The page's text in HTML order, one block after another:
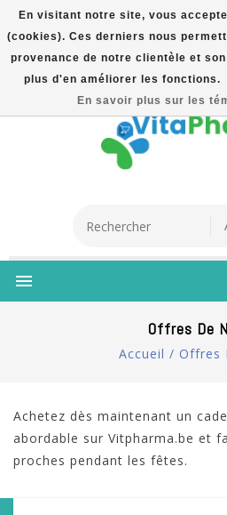
5% Korting Na Aanmelding
Verzending Vanaf €49
Français
Offres De
Accueil / Offres
Achetez dès maintenant un
abordable sur Vitpharma.be et
proches pendant les fêtes.
En visitant notre site, vous
(cookies). Ces derniers nous
provenance de notre clientèle et
plus d'en améliorer les fonctions.
En savoir plus sur les